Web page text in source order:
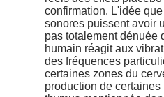
confirmation. L'idée
sonores puissent avoir
pas totalement dénuée
humain réagit aux
des fréquences
certaines zones du
production de